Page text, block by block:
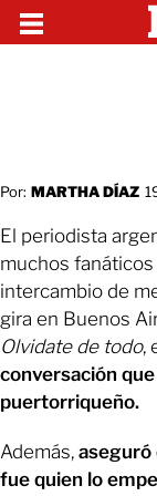
Por: MARTHA DÍAZ
El periodista
muchos
intercambio de
gira en Buenos
Olvidate de todo,
conversación
puertorriqueño.
Además, aseguró
fue quien lo